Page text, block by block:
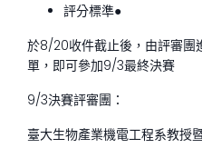
評分標準●
於8/20收件截止後，由評審團
單，即可參加9/3最終決賽
9/3決賽評審團：
臺大生物產業機電工程系教授